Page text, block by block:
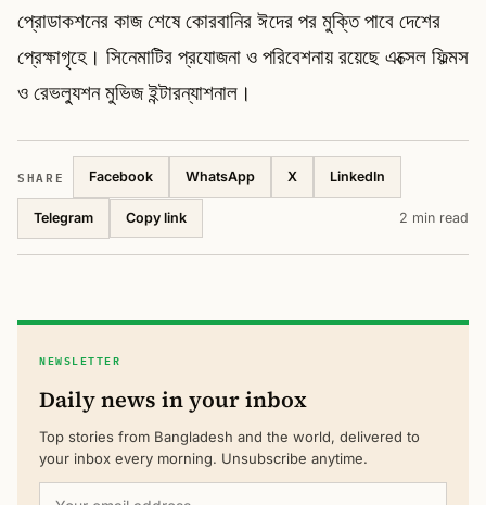
প্রোডাকশনের কাজ শেষে কোরবানির ঈদের পর মুক্তি পাবে দেশের
প্রেক্ষাগৃহে। সিনেমাটির প্রযোজনা ও পরিবেশনায় রয়েছে এক্সেল ফিল্মস
ও রেভল্যুশন মুভিজ ইন্টারন্যাশনাল।
SHARE Facebook WhatsApp X LinkedIn
Telegram Copy link 2 min read
NEWSLETTER
Daily news in your inbox
Top stories from Bangladesh and the world, delivered to
your inbox every morning. Unsubscribe anytime.